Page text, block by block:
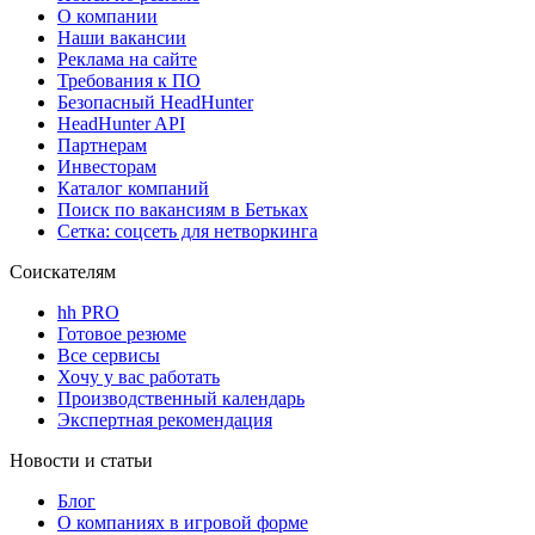
О компании
Наши вакансии
Реклама на сайте
Требования к ПО
Безопасный HeadHunter
HeadHunter API
Партнерам
Инвесторам
Каталог компаний
Поиск по вакансиям в Бетьках
Сетка: соцсеть для нетворкинга
Соискателям
hh PRO
Готовое резюме
Все сервисы
Хочу у вас работать
Производственный календарь
Экспертная рекомендация
Новости и статьи
Блог
О компаниях в игровой форме